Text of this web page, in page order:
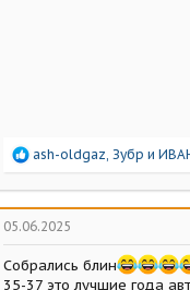
Р
а
к
ц
:
ash-oldgaz Зубр и
05.06.2025
Собрались блин
35-37 это лучшие года